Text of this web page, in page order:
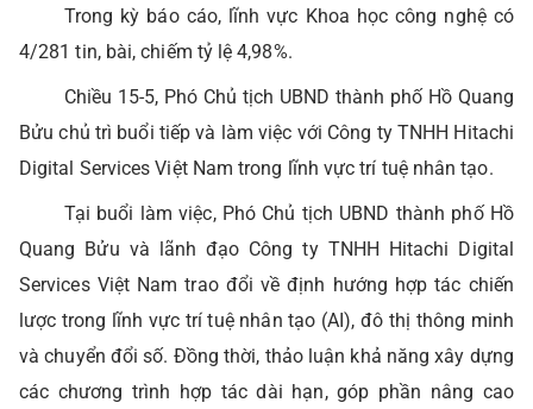
Trong kỳ báo cáo, lĩnh vực Khoa học công nghệ có
4/281 tin, bài, chiếm tỷ lệ 4,98%.
Chiều 15-5, Phó Chủ tịch UBND thành phố Hồ Quang
Bửu chủ trì buổi tiếp và làm việc với Công ty TNHH Hitachi
Digital Services Việt Nam trong lĩnh vực trí tuệ nhân tạo.
Tại buổi làm việc, Phó Chủ tịch UBND thành phố Hồ
Quang Bửu và lãnh đạo Công ty TNHH Hitachi Digital
Services Việt Nam trao đổi về định hướng hợp tác chiến
lược trong lĩnh vực trí tuệ nhân tạo (AI), đô thị thông minh
và chuyển đổi số. Đồng thời, thảo luận khả năng xây dựng
các chương trình hợp tác dài hạn, góp phần nâng cao